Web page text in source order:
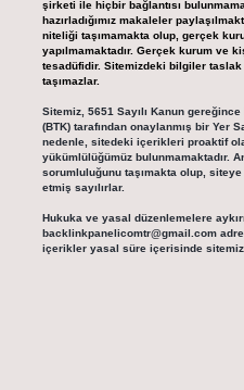
şirketi ile hiçbir bağlantısı
hazırladığımız makaleler
niteliği taşımamakta olup, gerçek
yapılmamaktadır. Gerçek kurum ve
tesadüfidir. Sitemizdeki bilgiler
taşımazlar.
Sitemiz, 5651 Sayılı Kanun
(BTK) tarafından onaylanmış bir Yer
nedenle, sitedeki içerikleri proaktif
yükümlülüğümüz bulunmamaktadır.
sorumluluğunu taşımakta olup,
etmiş sayılırlar.
Hukuka ve yasal düzenlemelere
backlinkpanelicomtr@gmail.com
içerikler yasal süre içerisinde